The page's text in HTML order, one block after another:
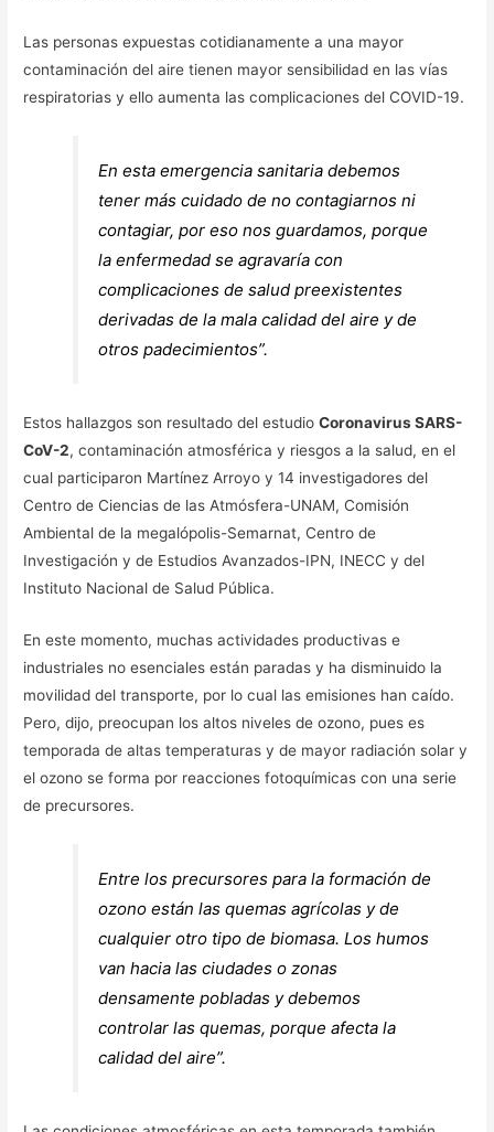
Las personas expuestas cotidianamente a una mayor
contaminación del aire tienen mayor sensibilidad en las vías
respiratorias y ello aumenta las complicaciones del COVID-19.
En esta emergencia sanitaria debemos
tener más cuidado de no contagiarnos ni
contagiar, por eso nos guardamos, porque
la enfermedad se agravaría con
complicaciones de salud preexistentes
derivadas de la mala calidad del aire y de
otros padecimientos”.
Estos hallazgos son resultado del estudioCoronavirus SARS-
CoV-2, contaminación atmosférica y riesgos a la salud, en el
cual participaron Martínez Arroyo y 14 investigadores del
Centro de Ciencias de las Atmósfera-UNAM, Comisión
Ambiental de la megalópolis-Semarnat, Centro de
Investigación y de Estudios Avanzados-IPN, INECC y del
Instituto Nacional de Salud Pública.
En este momento, muchas actividades productivas e
industriales no esenciales están paradas y ha disminuido la
movilidad del transporte, por lo cual las emisiones han caído.
Pero, dijo, preocupan los altos niveles de ozono, pues es
temporada de altas temperaturas y de mayor radiación solar y
el ozono se forma por reacciones fotoquímicas con una serie
de precursores.
Entre los precursores para la formación de
ozono están las quemas agrícolas y de
cualquier otro tipo de biomasa. Los humos
van hacia las ciudades o zonas
densamente pobladas y debemos
controlar las quemas, porque afecta la
calidad del aire”.